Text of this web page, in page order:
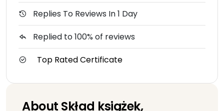
Replies To Reviews In 1 Day
Replied to 100% of reviews
Top Rated Certificate
About Skład książek,